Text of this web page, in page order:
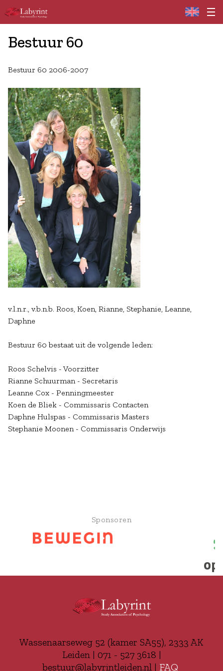
Home
Bestuur 60
Bestuur 60 2006-2007
v.l.n.r., v.b.n.b. Roos, Koen, Rianne, Stephanie, Leanne,
Daphne
Bestuur 60 bestaat uit de volgende leden:
Roos Schelvis - Voorzitter
Rianne Schuurman - Secretaris
Leanne Cox - Penningmeester
Koen de Bliek - Commissaris Contacten
Daphne Hulspas - Commissaris Masters
Stephanie Moonen - Commissaris Onderwijs
Sponsoren
Wassenaarseweg 52 (kamer SA55), 2333 AK
Leiden | 071 - 527 3618 |
bestuur@labyrintleiden.nl | FAQ